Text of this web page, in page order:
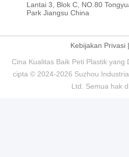
Lantai 3, Blok C, NO.80
Park Jiangsu China
Kebijakan Privasi |
Cina Kualitas Baik Peti Plastik yang
cipta © 2024-2026 Suzhou
Ltd. Semua hak